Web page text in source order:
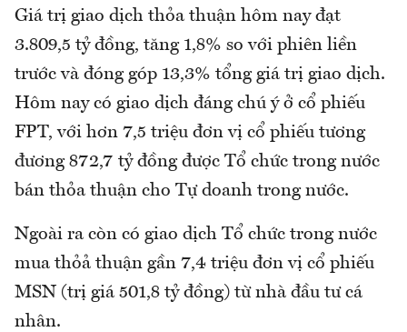
Giá trị giao dịch thỏa thuận hôm nay đạt
3.809,5 tỷ đồng, tăng 1,8% so với phiên liền
trước và đóng góp 13,3% tổng giá trị giao dịch.
Hôm nay có giao dịch đáng chú ý ở cổ phiếu
FPT, với hơn 7,5 triệu đơn vị cổ phiếu tương
đương 872,7 tỷ đồng được Tổ chức trong nước
bán thỏa thuận cho Tự doanh trong nước.
Ngoài ra còn có giao dịch Tổ chức trong nước
mua thỏả thuận gần 7,4 triệu đơn vị cổ phiếu
MSN (trị giá 501,8 tỷ đồng) từ nhà đầu tư cá
nhân.